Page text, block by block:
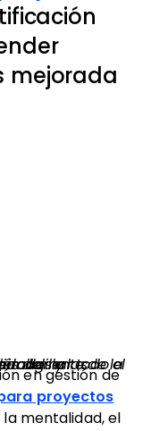
mejorada
en gestión de
proyectos
mentalidad, el